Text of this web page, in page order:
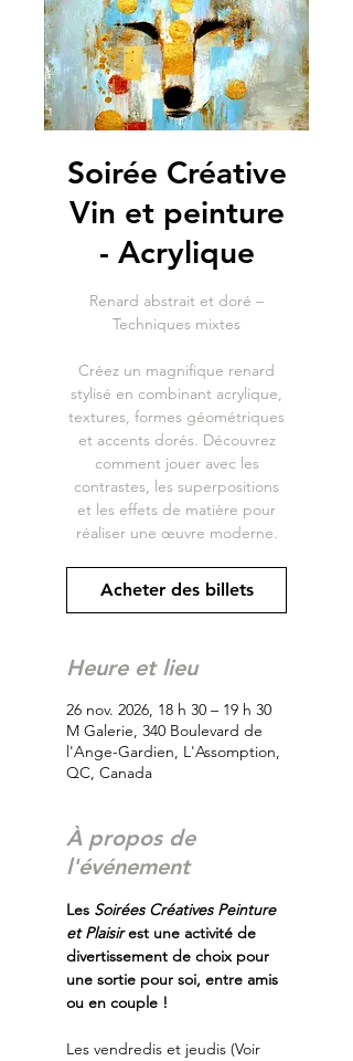
Soirée Créative
Vin et peinture
- Acrylique
Renard abstrait et doré –
Techniques mixtes
Créez un magnifique renard
stylisé en combinant acrylique,
textures, formes géométriques
et accents dorés. Découvrez
comment jouer avec les
contrastes, les superpositions
et les effets de matière pour
réaliser une œuvre moderne.
Acheter des billets
Heure et lieu
26 nov. 2026, 18 h 30 – 19 h 30
M Galerie, 340 Boulevard de
l'Ange-Gardien, L'Assomption,
QC, Canada
À propos de
l'événement
Les Soirées Créatives Peinture
et Plaisir est une activité de
divertissement de choix pour
une sortie pour soi, entre amis
ou en couple !
Les vendredis et jeudis (Voir